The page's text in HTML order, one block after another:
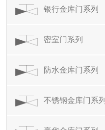
银行金库门系列
密室门系列
防水金库门系列
不锈钢金库门系列